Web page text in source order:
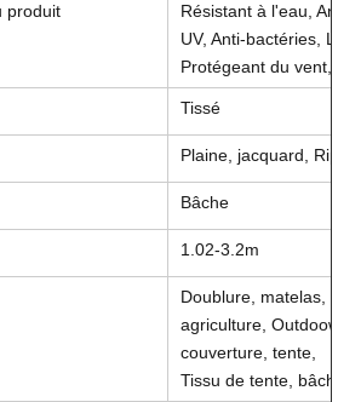
produit
Résistant à l'eau, Anti-
UV, Anti-bactéries,
Protégeant du vent,
Tissé
Plaine, jacquard,
Bâche
1.02-3.2m
Doublure, matelas,
agriculture, Outdoow-
couverture, tente,
Tissu de tente, bâche